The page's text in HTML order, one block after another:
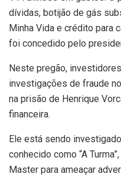
dívidas, botijão de gás
Minha Vida e crédito para
foi concedido pelo
Neste pregão,
investigações de fraude
na prisão de Henrique
financeira.
Ele está sendo
conhecido como “A
Master para ameaçar